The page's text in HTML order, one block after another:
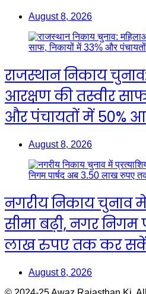
August 8, 2026
राजस्थान निकाय
आरक्षण की तस्वीर
और पंचायतों में 50%
August 8, 2026
नगरीय निकाय चुनाव में
सीमा बढ़ी, नगर निगम
लाख रुपए तक कर
August 8, 2026